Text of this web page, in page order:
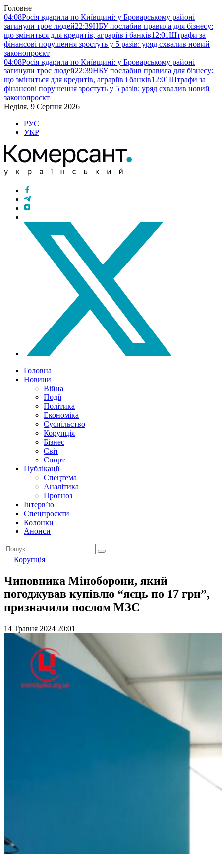
Головне
04:08Росія вдарила по Київщині: у Броварському районі
загинули троє людей22:39НБУ послабив правила для бізнесу:
що зміниться для кредитів, аграріїв і банків12:01Штрафи за
фінансові порушення зростуть у 5 разів: уряд схвалив новий
законопроєкт
04:08Росія вдарила по Київщині: у Броварському районі
загинули троє людей22:39НБУ послабив правила для бізнесу:
що зміниться для кредитів, аграріїв і банків12:01Штрафи за
фінансові порушення зростуть у 5 разів: уряд схвалив новий
законопроєкт
Неділя, 9 Серпня 2026
РУС
УКР
Головна
Новини
Війна
Події
Політика
Економіка
Суспільство
Корупція
Бізнес
Світ
Спорт
Публікації
Спецтема
Аналітика
Прогноз
Інтерв’ю
Спецпроєкти
Колонки
Анонси
Корупція
Чиновника Міноборони, який
погоджував купівлю “яєць по 17 грн”,
призначили послом МЗС
14 Травня 2024 20:01